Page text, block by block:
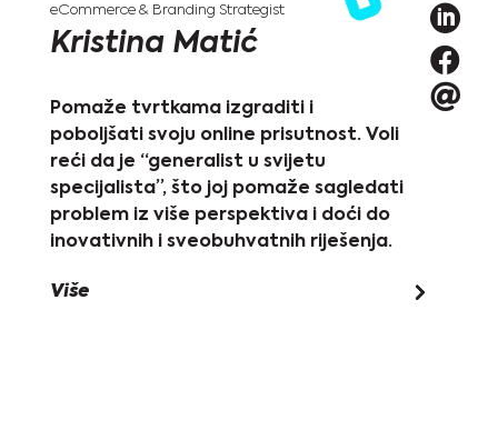
eCommerce & Branding Strategist
Kristina Matić



Pomaže tvrtkama izgraditi i
poboljšati svoju online prisutnost. Voli
reći da je “generalist u svijetu
specijalista”, što joj pomaže sagledati
problem iz više perspektiva i doći do
inovativnih i sveobuhvatnih riješenja.
Više